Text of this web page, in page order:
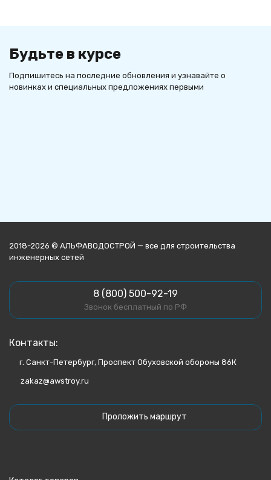
Будьте в курсе
Подпишитесь на последние обновления и узнавайте о
новинках и специальных предложениях первыми
2018-2026 © АЛЬФАВОДОСТРОЙ — все для строительства
инженерных сетей
8 (800) 500-92-19
Звонок бесплатный по РФ
Контакты:
г. Санкт-Петербург, Проспект Обуховской обороны 86К
zakaz@awstroy.ru
Проложить маршрут